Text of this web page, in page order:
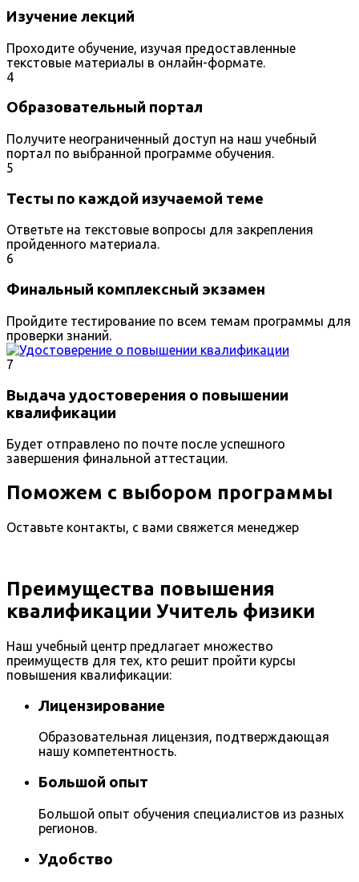
Изучение лекций
Проходите обучение, изучая предоставленные
текстовые материалы в онлайн-формате.
4
Образовательный портал
Получите неограниченный доступ на наш учебный
портал по выбранной программе обучения.
5
Тесты по каждой изучаемой теме
Ответьте на текстовые вопросы для закрепления
пройденного материала.
6
Финальный комплексный экзамен
Пройдите тестирование по всем темам программы для
проверки знаний.
7
Выдача удостоверения о повышении
квалификации
Будет отправлено по почте после успешного
завершения финальной аттестации.
Поможем с выбором программы
Оставьте контакты, с вами свяжется менеджер
Преимущества повышения
квалификации Учитель физики
Наш учебный центр предлагает множество
преимуществ для тех, кто решит пройти курсы
повышения квалификации:
Лицензирование
Образовательная лицензия, подтверждающая
нашу компетентность.
Большой опыт
Большой опыт обучения специалистов из разных
регионов.
Удобство